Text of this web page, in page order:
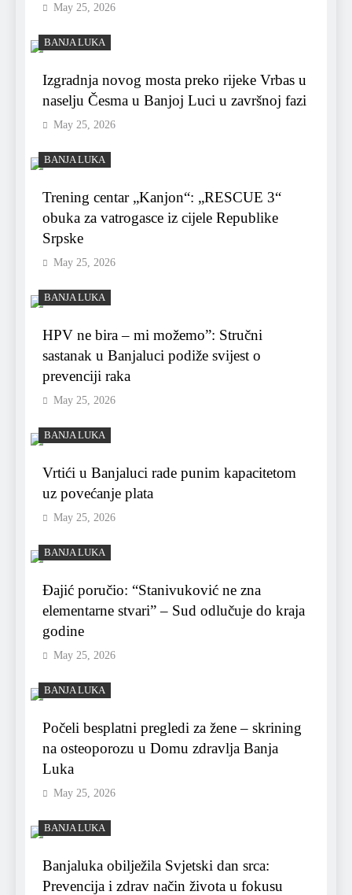
May 25, 2026
BANJA LUKA
Izgradnja novog mosta preko rijeke Vrbas u
naselju Česma u Banjoj Luci u završnoj fazi
May 25, 2026
BANJA LUKA
Trening centar „Kanjon“: „RESCUE 3“
obuka za vatrogasce iz cijele Republike
Srpske
May 25, 2026
BANJA LUKA
HPV ne bira – mi možemo”: Stručni
sastanak u Banjaluci podiže svijest o
prevenciji raka
May 25, 2026
BANJA LUKA
Vrtići u Banjaluci rade punim kapacitetom
uz povećanje plata
May 25, 2026
BANJA LUKA
Đajić poručio: “Stanivuković ne zna
elementarne stvari” – Sud odlučuje do kraja
godine
May 25, 2026
BANJA LUKA
Počeli besplatni pregledi za žene – skrining
na osteoporozu u Domu zdravlja Banja
Luka
May 25, 2026
BANJA LUKA
Banjaluka obilježila Svjetski dan srca:
Prevencija i zdrav način života u fokusu